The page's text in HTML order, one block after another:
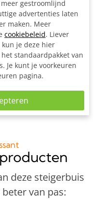
90° Ø 42,4 mm
mm
mm
Ø 42,4 - Ø 48,3 - Ø
deze steigerbuis
van pas:
gestroomlijnd
advertenties laten
maken. Meer
cookiebeleid. Liever
kun je deze hier
standaardpakket van
Je kunt je voorkeuren
pagina.